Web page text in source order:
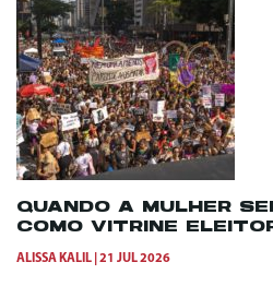
QUANDO A MULHER
COMO VITRINE
ALISSA KALIL 21 JUL 2026